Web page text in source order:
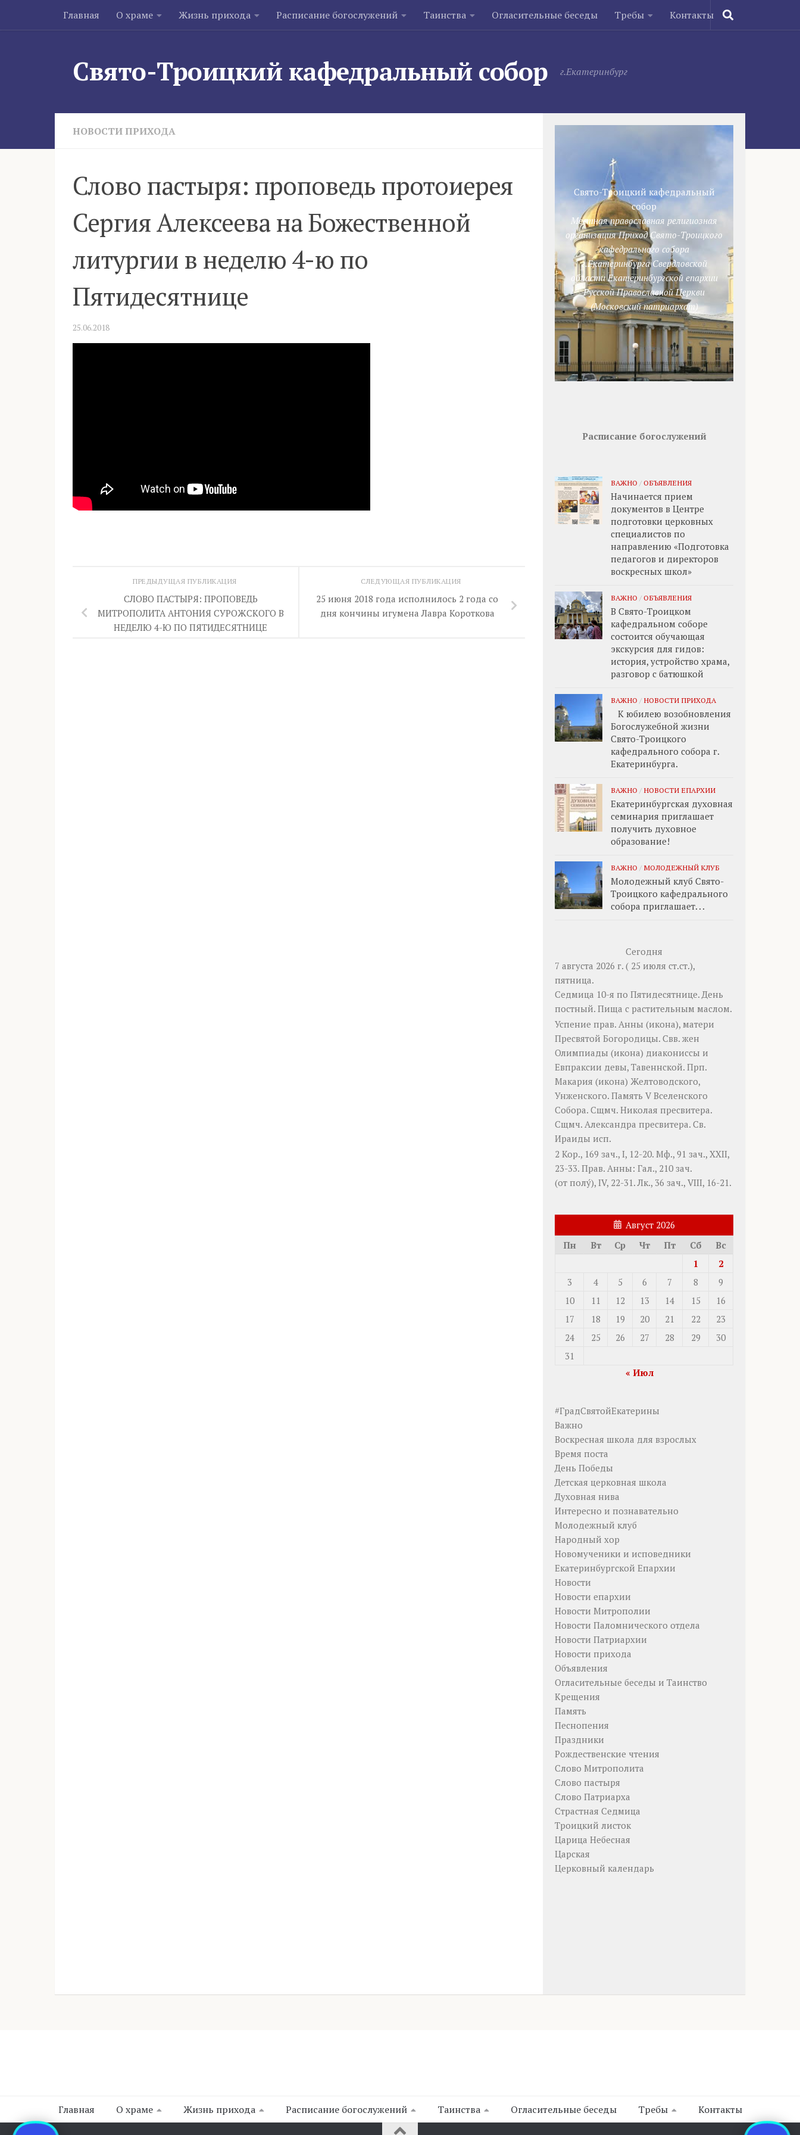
Skip to content
Главная О храме Жизнь прихода Расписание богослужений Таинства Огласительные беседы Требы Контакты
Свято-Троицкий кафедральный собор г.Екатеринбург
НОВОСТИ ПРИХОДА
Слово пастыря: проповедь протоиерея
Сергия Алексеева на Божественной
литургии в неделю 4-ю по
Пятидесятнице
25.06.2018
СЛЕДУЮЩАЯ ПУБЛИКАЦИЯ
25 июня 2018 года исполнилось 2 года со
дня кончины игумена Лавра Короткова
ПРЕДЫДУЩАЯ ПУБЛИКАЦИЯ
СЛОВО ПАСТЫРЯ: ПРОПОВЕДЬ
МИТРОПОЛИТА АНТОНИЯ СУРОЖСКОГО В
НЕДЕЛЮ 4-Ю ПО ПЯТИДЕСЯТНИЦЕ
Свято-Троицкий кафедральный
собор
Местная православная религиозная
организация Приход Свято-Троицкого
кафедрального собора
г.Екатеринбурга Свердловской
области Екатеринбургской епархии
Русской Православной Церкви
(Московский патриархат)
Расписание богослужений
ВАЖНО / ОБЪЯВЛЕНИЯ
Начинается прием
документов в Центре
подготовки церковных
специалистов по
направлению «Подготовка
педагогов и директоров
воскресных школ»
ВАЖНО / ОБЪЯВЛЕНИЯ
В Свято-Троицком
кафедральном соборе
состоится обучающая
экскурсия для гидов:
история, устройство храма,
разговор с батюшкой
ВАЖНО / НОВОСТИ ПРИХОДА
К юбилею возобновления
Богослужебной жизни
Свято-Троицкого
кафедрального собора г.
Екатеринбурга.
ВАЖНО / НОВОСТИ ЕПАРХИИ
Екатеринбургская духовная
семинария приглашает
получить духовное
образование!
ВАЖНО / МОЛОДЕЖНЫЙ КЛУБ
Молодежный клуб Свято-
Троицкого кафедрального
собора приглашает. . .
Сегодня
7 августа 2026 г. ( 25 июля ст.ст.),
пятница.
Седмица 10-я по Пятидесятнице. День
постный. Пища с растительным маслом.
Успение прав. Анны (икона), матери
Пресвятой Богородицы. Свв. жен
Олимпиады (икона) диакониссы и
Евпраксии девы, Тавеннской. Прп.
Макария (икона) Желтоводского,
Унженского. Память V Вселенского
Собора. Сщмч. Николая пресвитера.
Сщмч. Александра пресвитера. Св.
Ираиды исп.
2 Кор., 169 зач., I, 12-20. Мф., 91 зач., XXII,
23-33. Прав. Анны: Гал., 210 зач.
(от полу́), IV, 22-31. Лк., 36 зач., VIII, 16-21.
Август 2026
Пн
Вт Ср Чт Пт Сб
Вс
1
2
3
4 5 6 7 8
9
10
11 12 13 14 15
16
17
18 19 20 21 22
23
24
25 26 27 28 29
30
31
« Июл
#ГрадСвятойЕкатерины
Важно
Воскресная школа для взрослых
Время поста
День Победы
Детская церковная школа
Духовная нива
Интересно и познавательно
Молодежный клуб
Народный хор
Новомученики и исповедники
Екатеринбургской Епархии
Новости
Новости епархии
Новости Митрополии
Новости Паломнического отдела
Новости Патриархии
Новости прихода
Объявления
Огласительные беседы и Таинство
Крещения
Память
Песнопения
Праздники
Рождественские чтения
Слово Митрополита
Слово пастыря
Слово Патриарха
Страстная Седмица
Троицкий листок
Царица Небесная
Царская
Церковный календарь
Главная О храме Жизнь прихода Расписание богослужений Таинства Огласительные беседы Требы Контакты